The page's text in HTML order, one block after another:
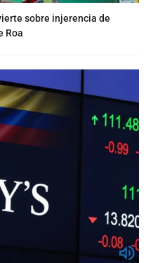
sobre injerencia de
Roa